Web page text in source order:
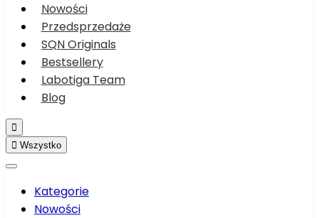
Nowości
Przedsprzedaże
SQN Originals
Bestsellery
Labotiga Team
Blog

 Wszystko
Kategorie
Nowości